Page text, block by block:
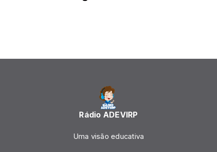
Rádio ADEVIRP
Uma visão educativa